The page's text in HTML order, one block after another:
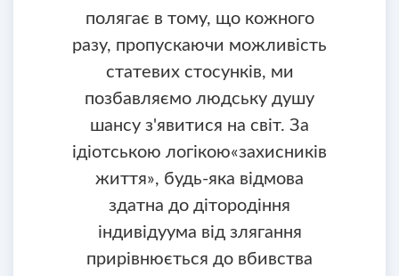
полягає в тому, що кожного
разу, пропускаючи можливість
статевих стосунків, ми
позбавляємо людську душу
шансу з'явитися на світ. За
ідіотською логікою«захисників
життя», будь-яка відмова
здатна до дітородіння
індивідуума від злягання
прирівнюється до вбивства